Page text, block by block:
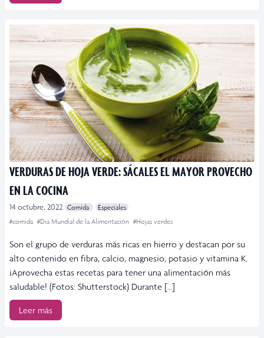
VERDURAS DE HOJA VERDE: SÁCALES EL MAYOR PROVECHO
EN LA COCINA
14 octubre, 2022 Comida
Especiales
#comida #Dia Mundial de la Alimentación #Hojas verdes
Son el grupo de verduras más ricas en hierro y destacan por su
alto contenido en fibra, calcio, magnesio, potasio y vitamina K.
¡Aprovecha estas recetas para tener una alimentación más
saludable! (Fotos: Shutterstock) Durante […]
Leer más